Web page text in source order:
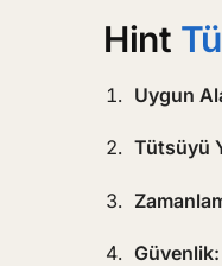
Hint
Uygun
Tütsüyü
Güvenlik: